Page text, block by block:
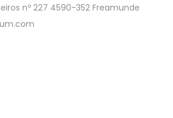
nº 227 4590-352 Freamunde